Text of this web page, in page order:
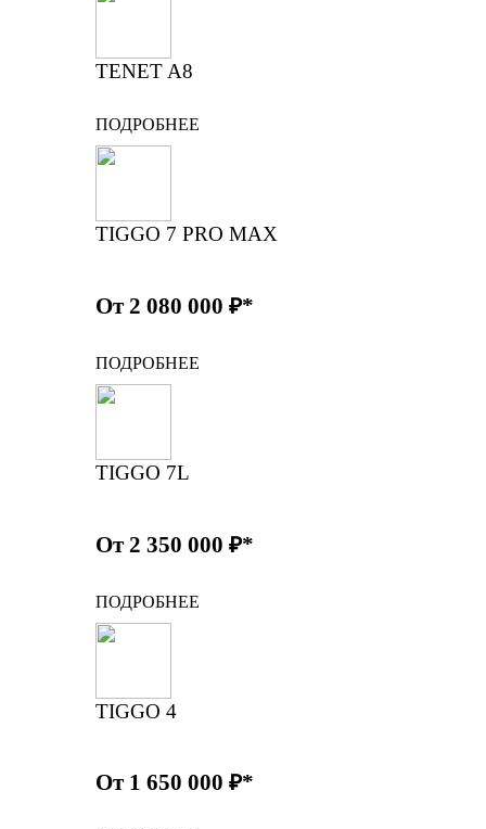
TENET A8
ПОДРОБНЕЕ
TIGGO 7 PRO MAX
От 2 080 000 ₽*
ПОДРОБНЕЕ
TIGGO 7L
От 2 350 000 ₽*
ПОДРОБНЕЕ
TIGGO 4
От 1 650 000 ₽*